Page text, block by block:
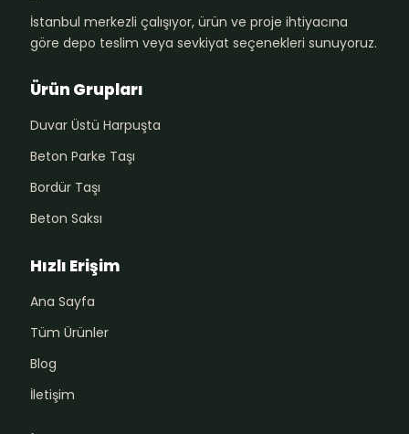
İstanbul merkezli çalışıyor, ürün ve proje ihtiyacına
göre depo teslim veya sevkiyat seçenekleri sunuyoruz.
Ürün Grupları
Duvar Üstü Harpuşta
Beton Parke Taşı
Bordür Taşı
Beton Saksı
Hızlı Erişim
Ana Sayfa
Tüm Ürünler
Blog
İletişim